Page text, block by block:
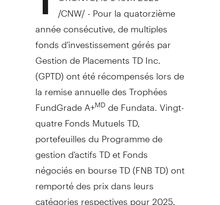
/CNW/ - Pour la quatorzième
année consécutive, de multiples
fonds d'investissement gérés par
Gestion de Placements TD Inc.
(GPTD) ont été récompensés lors de
la remise annuelle des Trophées
FundGrade A+MD de Fundata. Vingt-
quatre Fonds Mutuels TD,
portefeuilles du Programme de
gestion d'actifs TD et Fonds
négociés en bourse TD (FNB TD) ont
remporté des prix dans leurs
catégories respectives pour 2025,